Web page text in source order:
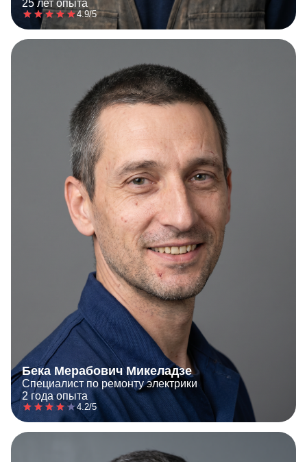
25 лет опыта
4.9/5
Бека Мерабович Микеладзе
Специалист по ремонту электрики
2 года опыта
4.2/5